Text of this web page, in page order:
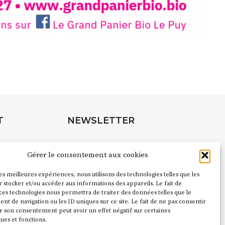
Gérer le consentement aux cookies
meilleures expériences, nous utilisons des technologies telles que les
stocker et/ou accéder aux informations des appareils. Le fait de
technologies nous permettra de traiter des données telles que le
de navigation ou les ID uniques sur ce site. Le fait de ne pas consentir
son consentement peut avoir un effet négatif sur certaines
et fonctions.
les rues, les caves, les granges
à d’autres activités culturelles de la
Cochon Charbons’inscrit comme
festival d’Auzon 2026 (2 /22 août).
le nom :Fumoir?
pour
NEWSLETTER
NOUS CONTACTER